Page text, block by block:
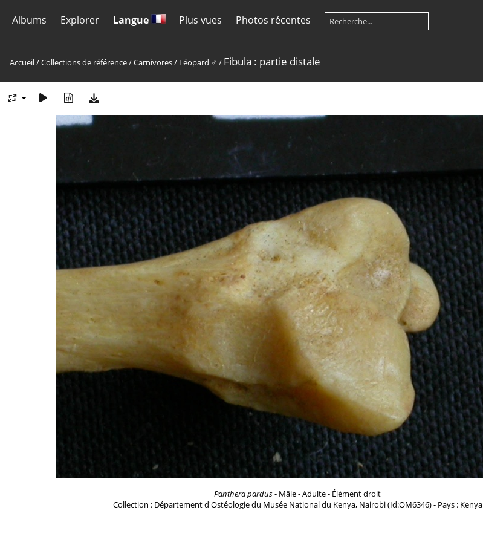
Albums Explorer Langue Plus vues Photos récentes
Accueil/Collections de référence/Carnivores/ Léopard ♂ / Fibula : partie distale
Panthera pardus- Mâle - Adulte - Élément droit
Collection : Département d'Ostéologie du Musée National du Kenya, Nairobi (Id:OM6346) - Pays : Kenya